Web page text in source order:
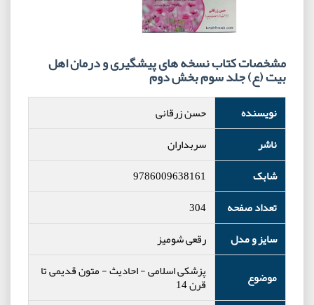
مشخصات کتاب نسخه های پیشگیری و درمان اهل
بیت (ع) جلد سوم بخش دوم
نویسنده
حسن زرقانی
ناشر
سربداران
شابک
9786009638161
تعداد صفحه
304
سایز و مدل
رقعی شومیز
موضوع
پزشکی اسلامی-احادیث-متون قدیمی تا
قرن 14